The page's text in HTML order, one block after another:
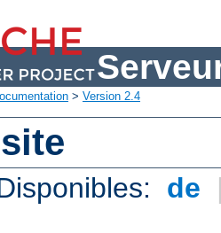
> Version 2.4
de